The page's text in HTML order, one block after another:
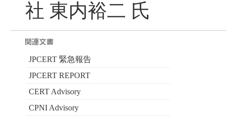
社 東内裕二 氏
JPCERT 緊急報告
JPCERT REPORT
CERT Advisory
CPNI Advisory